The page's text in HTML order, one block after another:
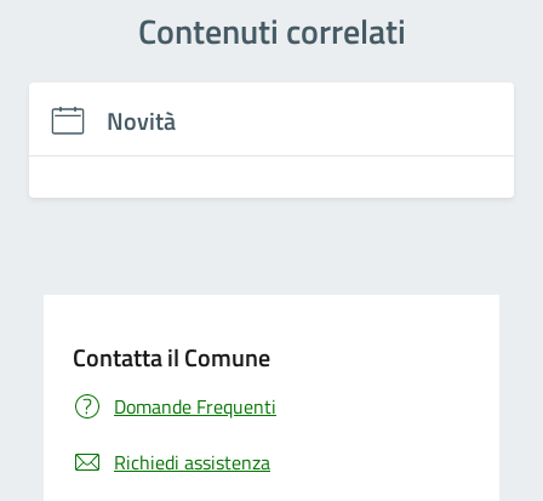
Contenuti correlati
Novità
Contatta il Comune
Domande Frequenti
Richiedi assistenza